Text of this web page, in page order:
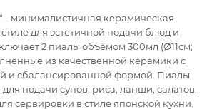
- минималистичная керамическая
для эстетичной подачи блюд и
2 пиалы объёмом 300мл (Ø11см;
из качественной керамики с
и сбалансированной формой. Пиалы
подачи супов, риса, лапши, салатов,
сервировки в стиле японской кухни.